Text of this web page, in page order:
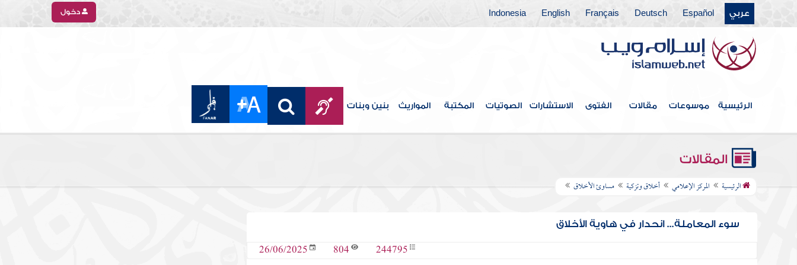
عربي Español
Deutsch
Français
English
Indonesia دخول
الرئيسية موسوعات مقالات الفتوى الاستشارات الصوتيات المكتبة المواريث بنين وبنات
المقالات
الرئيسية المركز الإعلامي أخلاق وتزكية مساوئ الأخلاق
سوء المعاملة... انحدار في هاوية الأخلاق
244795
804
26/06/2025